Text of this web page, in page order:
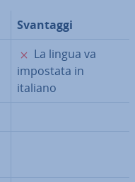
Svantaggi
✗
La lingua va
impostata in
italiano